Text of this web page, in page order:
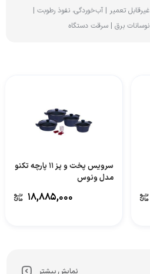
غیرقابل تعمیر | آب‌خوردگی، نفوذ رطوبت |
نوسانات برق | سرقت دستگاه
سرویس پخت و پز 11 پارچه تکنو
مدل ونوس
۱۸,۸۸۵,۰۰۰
نمایش بیشتر